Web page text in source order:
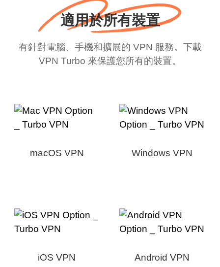
適用於所有裝置
有針對電腦、手機和擴展的 VPN 服務。下載
VPN Turbo 來保護您所有的裝置。
macOS VPN Windows VPN
iOS VPN Android VPN